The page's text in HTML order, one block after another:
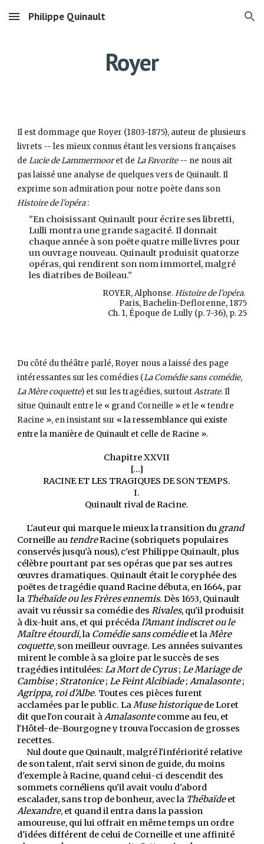
Skip to main content Skip to navigation
Philippe Quinault
Royer
Il est dommage que Royer (1803-1875), auteur de plusieurs
livrets -- les mieux connus étant les versions françaises
deLucie de Lammermooret deLa Favorite-- ne nous ait
pas laissé une analyse de quelques vers de Quinault. Il
exprime son admiration pour notre poète dans son
Histoire de l'opéra:
"En choisissant Quinault pour écrire ses libretti,
Lulli montra une grande sagacité. Il donnait
chaque année à son poëte quatre mille livres pour
un ouvrage nouveau. Quinault produisit quatorze
opéras, qui rendirent son nom immortel, malgré
les diatribes de Boileau."
ROYER, Alphonse.Histoire de l’opéra.
Paris, Bachelin-Deflorenne, 1875
Ch. 1, Époque de Lully (p. 7-36), p. 25
Du côté du théâtre parlé, Royer nous a laissé des page
intéressantes sur les comédies (La Comédie sans comédie,
La Mère coquette) et sur les tragédies, surtoutAstrate. Il
situe Quinault entre le « grand Corneille » et le «tendre
Racine », en insistant sur « la ressemblance qui existe
entre la manière de Quinault et celle de Racine ».
Chapitre XXVII
[…]
RACINE ET LES TRAGIQUES DE SON TEMPS.
I.
Quinault rival de Racine.
L'auteur qui marque le mieux la transition du grand
Corneille au tendreRacine (sobriquets populaires
conservés jusqu'à nous), c'est Philippe Quinault, plus
célèbre pourtant par ses opéras que par ses autres
œuvres dramatiques. Quinault était le coryphée des
poëtes de tragédie quand Racine débuta, en 1664, par
la Thébaïde ou les Frères ennemis. Dès 1653, Quinault
avait vu réussir sa comédie desRivales, qu'il produisit
à dix-huit ans, et qui précédal'Amant indiscret ou le
Maître étourdi, la Comédie sans comédieet laMère
coquette, son meilleur ouvrage. Les années suivantes
mirent le comble à sa gloire par le succès de ses
tragédies intitulées:La Mort de Cyrus;Le Mariagede
Cambise; Stratonice;Le Feint Alcibiade;Amalasonte;
Agrippa, roi d'Albe. Toutes ces pièces furent
acclamées par le public. LaMuse historiquede Loret
dit que l'on courait àAmalasontecomme au feu, et
l'Hôtel-de-Bourgogne y trouva l'occasion de grosses
recettes.
Nul doute que Quinault, malgré l'infériorité relative
de son talent, n'ait servi sinon de guide, du moins
d'exemple à Racine, quand celui-ci descendit des
sommets cornéliens qu'il avait voulu d'abord
escalader, sans trop de bonheur, avec la Thébaïdeet
Alexandre, et quand il entra dans la passion
amoureuse, qui lui offrait en même temps un ordre
d'idées différent de celui de Corneille et une affinité